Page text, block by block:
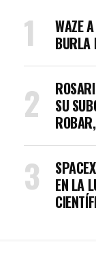
WAZE
BURLA
SU
EN LA